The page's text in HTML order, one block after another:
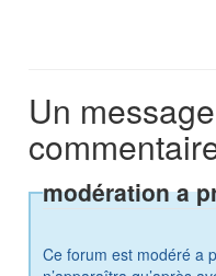
Un
modération a
Ce forum est modéré a